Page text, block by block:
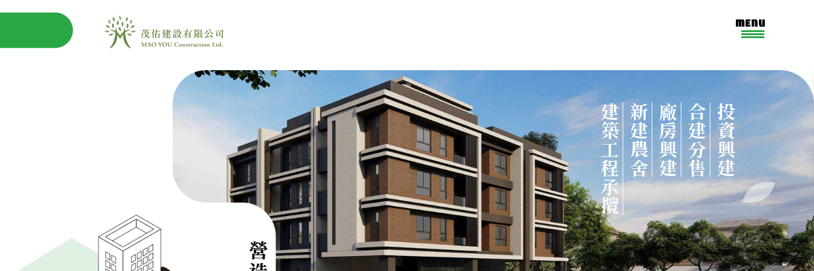
MENU
建築工程承攬新建農舍廠房興建合建分售投資興建